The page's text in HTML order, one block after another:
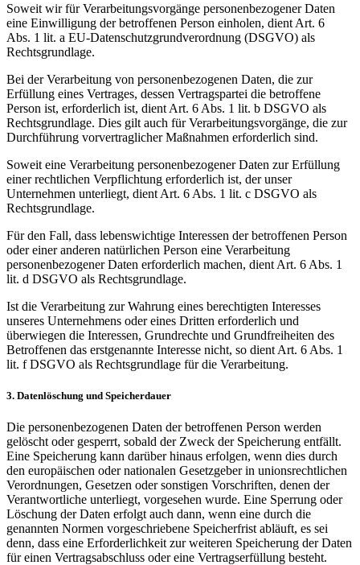
Soweit wir für Verarbeitungsvorgänge personenbezogener Daten
eine Einwilligung der betroffenen Person einholen, dient Art. 6
Abs. 1 lit. a EU-Datenschutzgrundverordnung (DSGVO) als
Rechtsgrundlage.
Bei der Verarbeitung von personenbezogenen Daten, die zur
Erfüllung eines Vertrages, dessen Vertragspartei die betroffene
Person ist, erforderlich ist, dient Art. 6 Abs. 1 lit. b DSGVO als
Rechtsgrundlage. Dies gilt auch für Verarbeitungsvorgänge, die zur
Durchführung vorvertraglicher Maßnahmen erforderlich sind.
Soweit eine Verarbeitung personenbezogener Daten zur Erfüllung
einer rechtlichen Verpflichtung erforderlich ist, der unser
Unternehmen unterliegt, dient Art. 6 Abs. 1 lit. c DSGVO als
Rechtsgrundlage.
Für den Fall, dass lebenswichtige Interessen der betroffenen Person
oder einer anderen natürlichen Person eine Verarbeitung
personenbezogener Daten erforderlich machen, dient Art. 6 Abs. 1
lit. d DSGVO als Rechtsgrundlage.
Ist die Verarbeitung zur Wahrung eines berechtigten Interesses
unseres Unternehmens oder eines Dritten erforderlich und
überwiegen die Interessen, Grundrechte und Grundfreiheiten des
Betroffenen das erstgenannte Interesse nicht, so dient Art. 6 Abs. 1
lit. f DSGVO als Rechtsgrundlage für die Verarbeitung.
3. Datenlöschung und Speicherdauer
Die personenbezogenen Daten der betroffenen Person werden
gelöscht oder gesperrt, sobald der Zweck der Speicherung entfällt.
Eine Speicherung kann darüber hinaus erfolgen, wenn dies durch
den europäischen oder nationalen Gesetzgeber in unionsrechtlichen
Verordnungen, Gesetzen oder sonstigen Vorschriften, denen der
Verantwortliche unterliegt, vorgesehen wurde. Eine Sperrung oder
Löschung der Daten erfolgt auch dann, wenn eine durch die
genannten Normen vorgeschriebene Speicherfrist abläuft, es sei
denn, dass eine Erforderlichkeit zur weiteren Speicherung der Daten
für einen Vertragsabschluss oder eine Vertragserfüllung besteht.